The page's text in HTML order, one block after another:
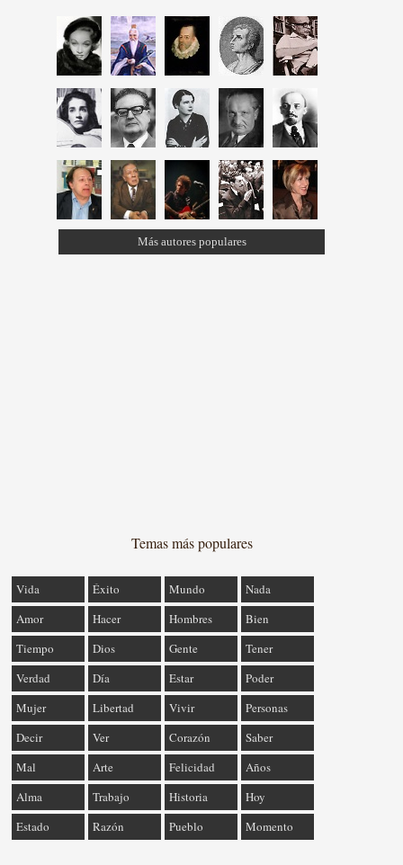
Más autores populares
Temas más populares
Vida Éxito Mundo
Nada
Amor
Hacer Hombres
Bien
Tiempo
Dios Gente
Tener
Verdad
Día Estar
Poder
Mujer
Libertad Vivir
Personas
Decir
Ver Corazón
Saber
Mal
Arte Felicidad
Años
Alma
Trabajo Historia
Hoy
Estado
Razón Pueblo Momento